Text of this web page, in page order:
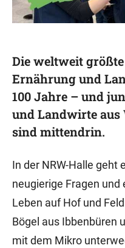
Die weltweit
Ernährung und
100 Jahre – und
und Landwirte aus
sind mittendrin.
In der NRW-Halle geht
neugierige Fragen und
Leben auf Hof und
Bögel aus Ibbenbüren
mit dem Mikro